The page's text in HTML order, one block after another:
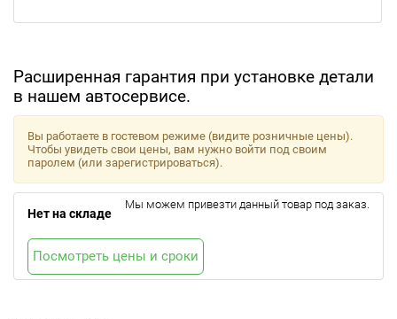
Расширенная гарантия при установке детали
в нашем автосервисе.
Вы работаете в гостевом режиме (видите розничные цены).
Чтобы увидеть свои цены, вам нужно войти под своим
паролем (или зарегистрироваться).
Нет на складе
Мы можем привезти данный товар под заказ.
Посмотреть цены и сроки